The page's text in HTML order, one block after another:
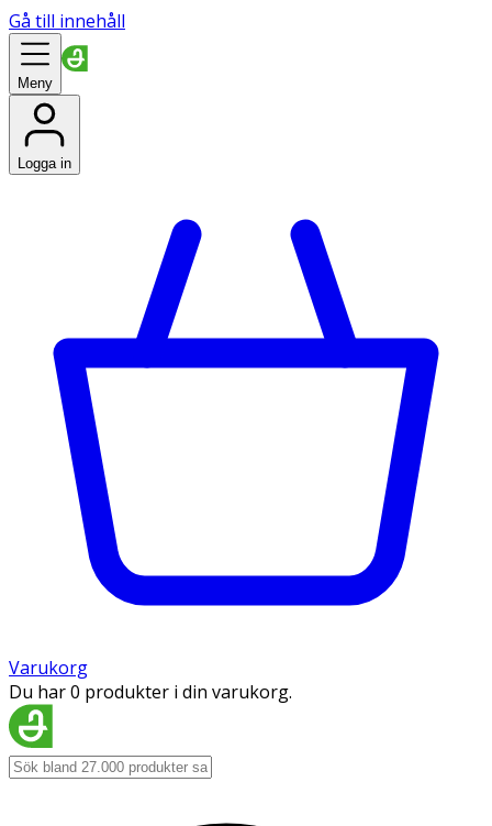
Gå till innehåll
Meny
Logga in
Varukorg
Du har 0 produkter i din varukorg.